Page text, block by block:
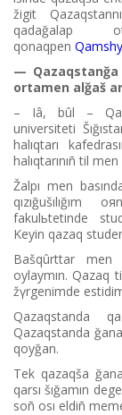
žіgіt
qadağalap
qonaqpen
— Qazaqstanğa
ortamen alğaš
– Iâ, bûl –
universitetі
halıqtarı
halıqtarınıñ tіl
Žalpı men
qızığušılığım
fakulьtetіnde
Keyіn qazaq
Bašqûrttar men
oylaymın. Qazaq
žүrgenіmde
Qazaqstanda
Qazaqstanda
qoyğan.
Tek qazaqša
qarsı šığamın
soñ osı eldіñ